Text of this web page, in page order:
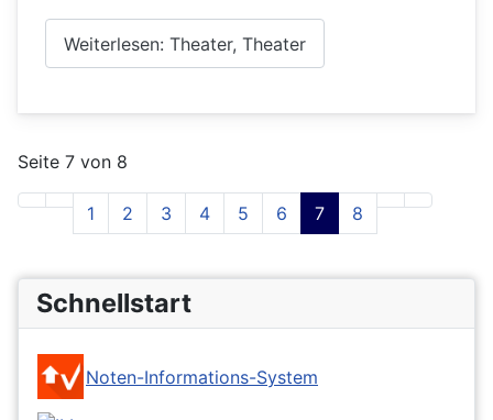
Weiterlesen: Theater, Theater
Seite 7 von 8
1 2 3 4 5 6 7 8
Schnellstart
Noten-Informations-System